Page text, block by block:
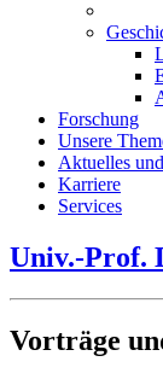
Forschung
Unsere
Aktuelles
Karriere
Services
Univ.-Prof.
Vorträge